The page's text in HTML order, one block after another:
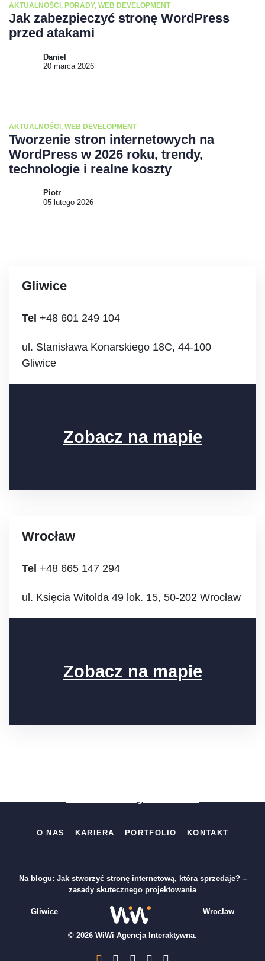
AKTUALNOŚCI, PORADY, WEB DEVELOPMENT
Jak zabezpieczyć stronę WordPress
przed atakami
Daniel
20 marca 2026
AKTUALNOŚCI, WEB DEVELOPMENT
Tworzenie stron internetowych na
WordPress w 2026 roku, trendy,
technologie i realne koszty
Piotr
05 lutego 2026
Gliwice
Tel +48 601 249 104
ul. Stanisława Konarskiego 18C, 44-100
Gliwice
Zobacz na mapie
Wrocław
Tel +48 665 147 294
ul. Księcia Witolda 49 lok. 15, 50-202 Wrocław
Zobacz na mapie
O NAS KARIERA PORTFOLIO KONTAKT
Na blogu: Jak stworzyć stronę internetową, która sprzedaje? –
zasady skutecznego projektowania
Gliwice Wrocław
© 2026 WiWi Agencja Interaktywna.